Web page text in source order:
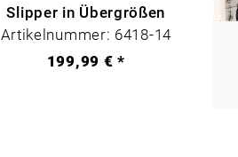
Slipper in Übergrößen
Artikelnummer: 6418-14
199,99 € *